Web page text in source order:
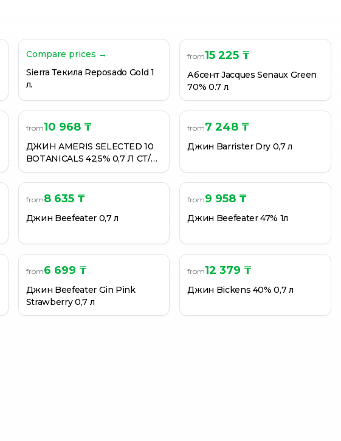
Compare prices →
Sierra Текила Reposado Gold 1
л.
from15 225 ₸
Абсент Jacques Senaux Green
70% 0.7 л.
from10 968 ₸
ДЖИН AMERIS SELECTED 10
BOTANICALS 42,5% 0,7 Л СТ/
БУТ.
from7 248 ₸
Джин Barrister Dry 0,7 л
from8 635 ₸
Джин Beefeater 0,7 л
from9 958 ₸
Джин Beefeater 47% 1л
from6 699 ₸
Джин Beefeater Gin Pink
Strawberry 0,7 л
from12 379 ₸
Джин Bickens 40% 0,7 л